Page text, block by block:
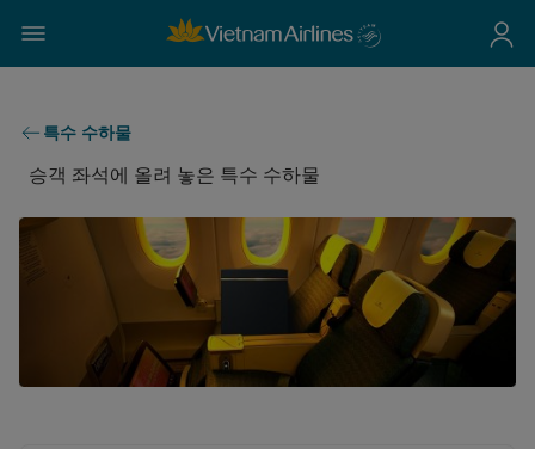
특수 수하물
승객 좌석에 올려 놓은 특수 수하물